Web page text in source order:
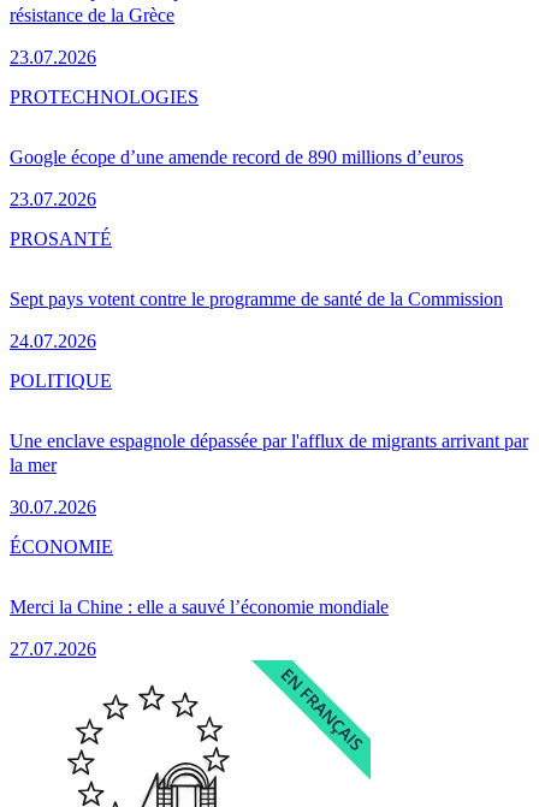
résistance de la Grèce
23.07.2026
Google écope d’une amende record de 890 millions d’euros
23.07.2026
PROTECHNOLOGIES
Sept pays votent contre le programme de santé de la Commission
24.07.2026
PROSANTÉ
Une enclave espagnole dépassée par l'afflux de migrants arrivant par
la mer
30.07.2026
POLITIQUE
Merci la Chine : elle a sauvé l’économie mondiale
27.07.2026
ÉCONOMIE